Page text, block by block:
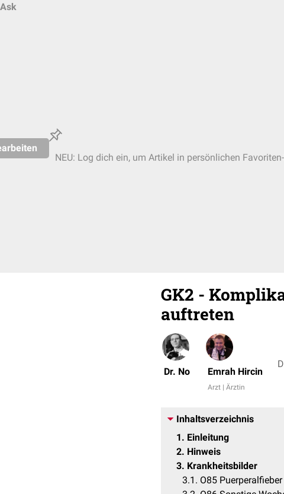
Ask
NEU: Log dich ein, um Artikel in persönlichen
GK2 -
auftreten
Dr. No Emrah Hircin
Arzt | Ärztin
Inhaltsverzeichnis
1
Einleitung
2 Hinweis
3 Krankheitsbilder
3.1
O85 Puerperalfieber